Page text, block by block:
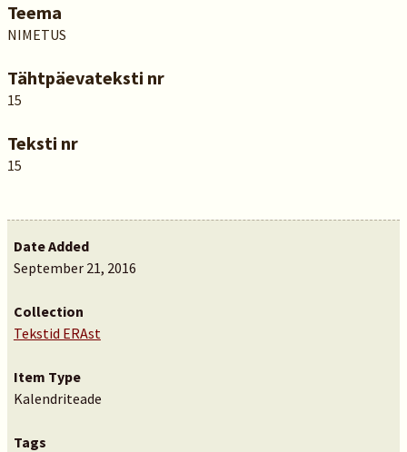
Teema
NIMETUS
Tähtpäevateksti nr
15
Teksti nr
15
Date Added
September 21, 2016
Collection
Tekstid ERAst
Item Type
Kalendriteade
Tags